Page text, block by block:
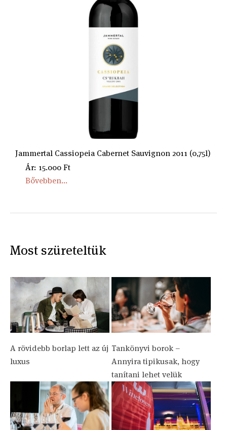
Jammertal Cassiopeia Cabernet Sauvignon 2011 (0,75l)
Ár: 15.000 Ft
Bővebben...
Most szüreteltük
A rövidebb borlap lett az új
luxus
Tankönyvi borok –
Annyira tipikusak, hogy
tanítani lehet velük